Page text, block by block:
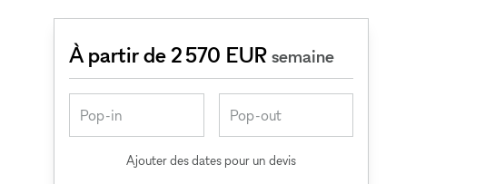
À partir de 2 570 EURsemaine
Ajouter des dates pour un devis